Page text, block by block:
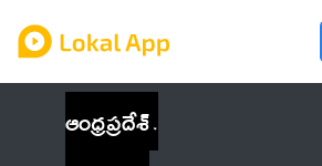
ఆంధ్రప్రదేశ్